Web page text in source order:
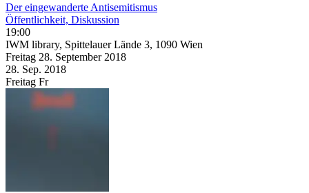
Der eingewanderte Antisemitismus
Öffentlichkeit, Diskussion
19:00
IWM library, Spittelauer Lände 3, 1090 Wien
Freitag 28. September 2018
28. Sep. 2018
Freitag Fr